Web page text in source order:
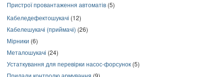
Пристрої провантаження автоматів (5)
Кабеледефектошукачі (12)
Кабелешукачі (приймачі) (26)
Мірники (6)
Металошукачі (24)
Устаткування для перевірки насос-форсунок (5)
Прилади контролю армування (9)